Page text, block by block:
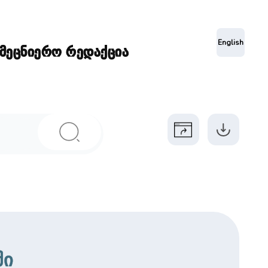
რედაქცია
English